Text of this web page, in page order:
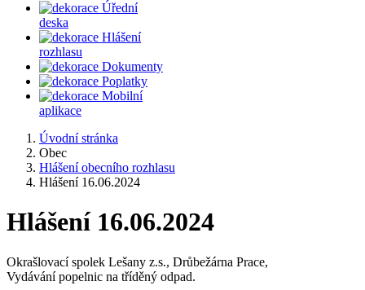
Úřední
deska
Hlášení
rozhlasu
Dokumenty
Poplatky
Mobilní
aplikace
Úvodní stránka
Obec
Hlášení obecního rozhlasu
Hlášení 16.06.2024
Hlášení 16.06.2024
Okrašlovací spolek Lešany z.s., Drůbežárna Prace,
Vydávání popelnic na tříděný odpad.